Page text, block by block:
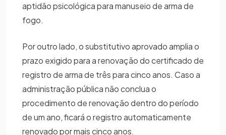
aptidão psicológica para manuseio de arma de
fogo.
Por outro lado, o substitutivo aprovado amplia o
prazo exigido para a renovação do certificado de
registro de arma de três para cinco anos. Caso a
administração pública não conclua o
procedimento de renovação dentro do período
de um ano, ficará o registro automaticamente
renovado por mais cinco anos.